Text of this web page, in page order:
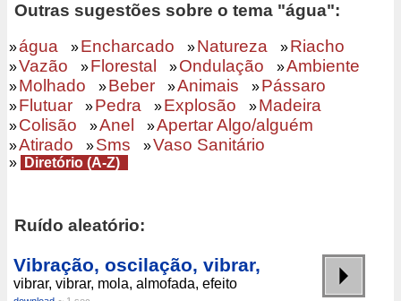
Outras sugestões sobre o tema "água":
»água »Encharcado »Natureza »Riacho
»Vazão »Florestal »Ondulação »Ambiente
»Molhado »Beber »Animais »Pássaro
»Flutuar »Pedra »Explosão »Madeira
»Colisão »Anel »Apertar Algo/alguém
»Atirado »Sms »Vaso Sanitário
» Diretório (A-Z)
Ruído aleatório:
Vibração, oscilação, vibrar,
vibrar, vibrar, mola, almofada, efeito